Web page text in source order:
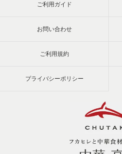
ご利用ガイド
お問い合わせ
ご利用規約
プライバシーポリシー